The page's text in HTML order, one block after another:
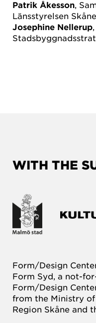
Patrik Åkesson ,
Länsstyrelsen Skåne
Josephine Nellerup
WITH THE
Form/Design
Form Syd, a not-
Form/Design
from the Ministry of
Region Skåne and